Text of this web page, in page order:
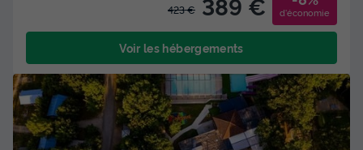
423 € d'économie
Voir les hébergements